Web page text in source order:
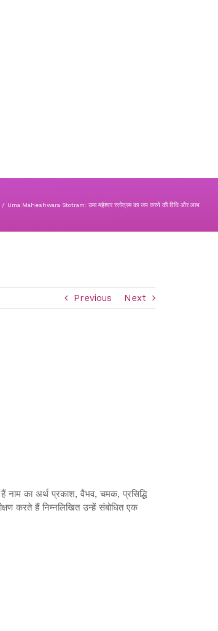
/ Uma Maheshwara Stotram: उमा महेश्वर स्तोत्रम का जप करने की विधि और लाभ
Previous Next
नाम का अर्थ प्रकाश, वैभव, चमक, प्रसिद्धि
करते हैं निम्नलिखित उन्हें संबोधित एक